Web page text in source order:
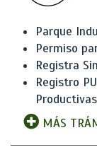
Parque
Permiso
Registra
Registro
Productivas
MÁS